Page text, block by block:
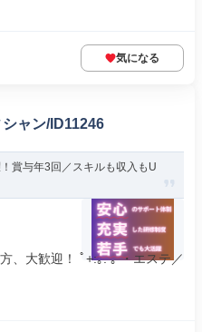
気になる
ャン/ID11246
賞与年3回／スキルも収入もU
、大歓迎！ ﾟ+:｡. ｡ ・エステ／